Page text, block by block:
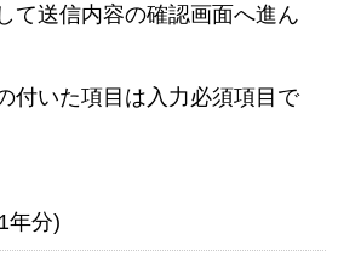
て送信内容の確認画面へ進ん
付いた項目は入力必須項目で
年分)